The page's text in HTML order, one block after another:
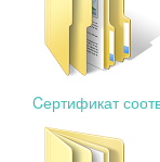
Cертификат